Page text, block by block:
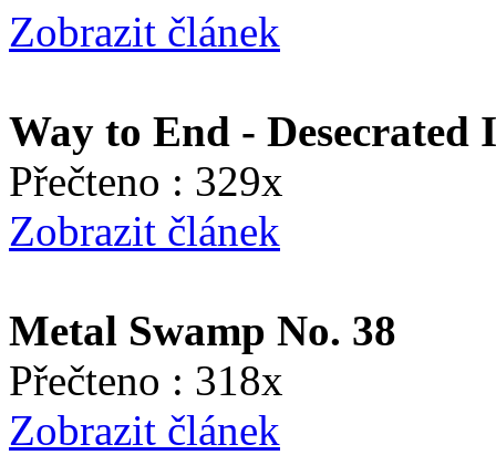
Zobrazit článek
Way to End -
Přečteno : 329x
Zobrazit článek
Metal Swamp No. 38
Přečteno : 318x
Zobrazit článek